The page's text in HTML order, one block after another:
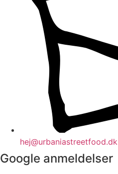
hej@urbaniastreetfood.dk
Google anmeldelser